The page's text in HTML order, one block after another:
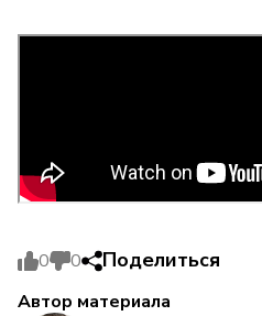
0 0 Поделиться
Автор материала